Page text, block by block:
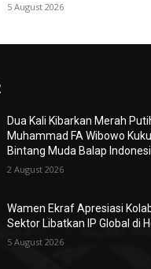
5 August 2026
Dua Kali Kibarkan Merah
Muhammad FA Wibowo
Bintang Muda Balap
2 August 2026
Wamen Ekraf Apresiasi
Sektor Libatkan IP Global di
5 August 2026